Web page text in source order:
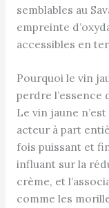
semblables au
empreinte
accessibles en
Pourquoi le vin
perdre l’essence
Le vin jaune
acteur à part
fois puissant et
influant sur la
crème, et
comme les